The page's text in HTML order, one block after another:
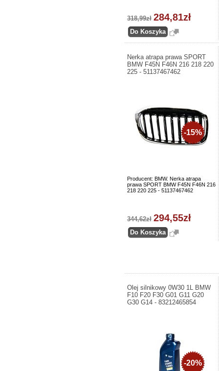
318,99zł 284,81zł
Nerka atrapa prawa SPORT
BMW F45N F46N 216 218 220
225 - 51137467462
Producent: BMW. Nerka atrapa
prawa SPORT BMW F45N F46N 216
218 220 225 - 51137467462
-15%
344,62zł 294,55zł
Olej silnikowy 0W30 1L BMW
F10 F20 F30 G01 G11 G20
G30 G14 - 83212465854
-20%